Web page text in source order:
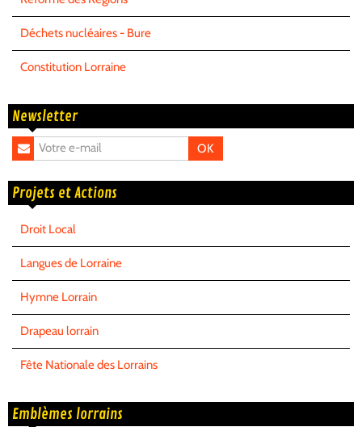
Déchets nucléaires - Bure
Constitution Lorraine
Newsletter
OK
Projets et Actions
Droit Local
Langues de Lorraine
Hymne Lorrain
Drapeau lorrain
Fête Nationale des Lorrains
Emblèmes lorrains